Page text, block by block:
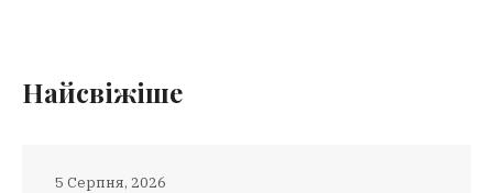
Найсвіжіше
5 Серпня, 2026